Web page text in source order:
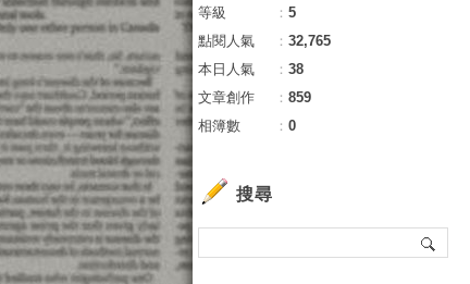
等級
： 5
點閱人氣
： 32,765
本日人氣
： 38
文章創作
： 859
相簿數
： 0
搜尋